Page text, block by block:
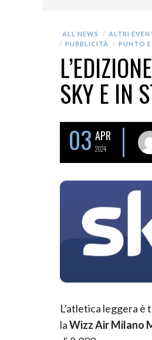
ALL NEWS ALTRI
PUBBLICITÀ
PUNTO
SKY E IN
03 APR
2024
L’atletica leggera
laWizz Air Milano